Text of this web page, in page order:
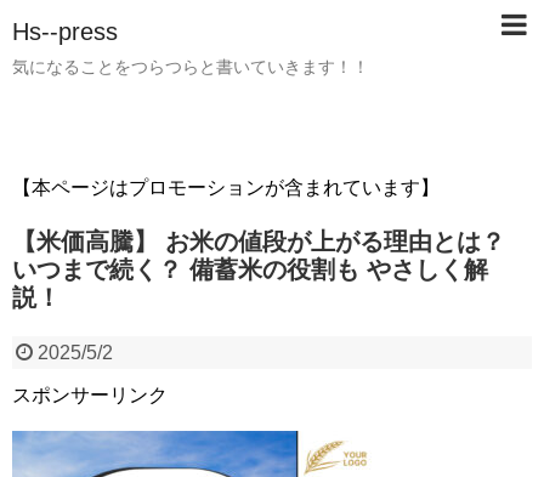
Hs--press
気になることをつらつらと書いていきます！！
【本ページはプロモーションが含まれています】
【米価高騰】 お米の値段が上がる理由とは？
いつまで続く？ 備蓄米の役割も やさしく解
説！
2025/5/2
スポンサーリンク